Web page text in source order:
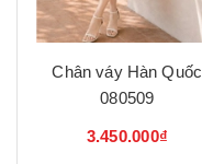
Chân váy Hàn Quốc
080509
3.450.000₫